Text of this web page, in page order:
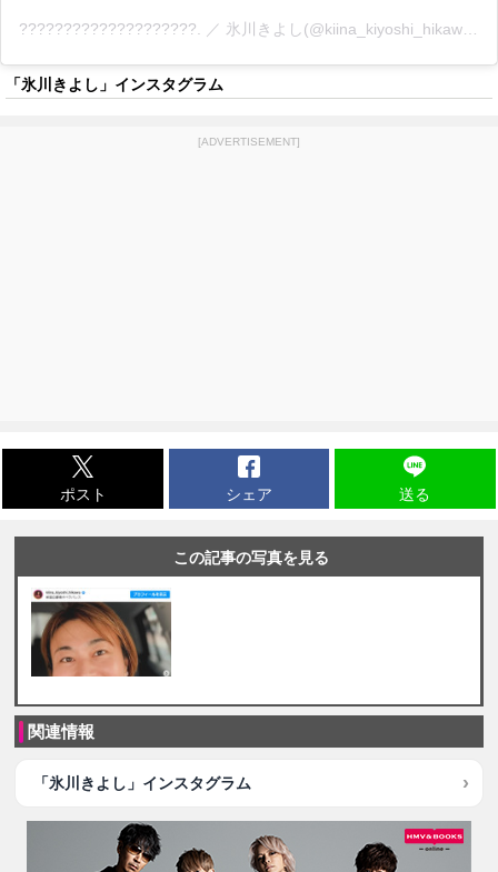
????????????????????. ／ 氷川きよし(@kiina_kiyoshi_hikawa)がシェアした投稿
「氷川きよし」インスタグラム
[ADVERTISEMENT]
ポスト シェア 送る
この記事の写真を見る
関連情報
「氷川きよし」インスタグラム